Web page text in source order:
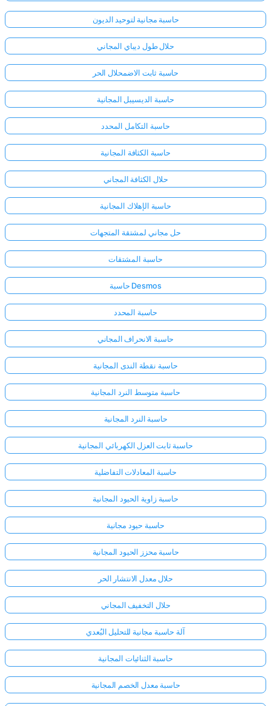
حاسبة مجانية لتوحيد الديون
حلال طول ديباي المجاني
حاسبة ثابت الاضمحلال الحر
حاسبة الديسيبل المجانية
حاسبة التكامل المحدد
حاسبة الكثافة المجانية
حلال الكثافة المجاني
حاسبة الإهلاك المجانية
حل مجاني لمشتقة المتجهات
حاسبة المشتقات
حاسبة Desmos
حاسبة المحدد
حاسبة الانحراف المجاني
حاسبة نقطة الندى المجانية
حاسبة متوسط النرد المجانية
حاسبة النرد المجانية
حاسبة ثابت العزل الكهربائي المجانية
حاسبة المعادلات التفاضلية
حاسبة زاوية الحيود المجانية
حاسبة حيود مجانية
حاسبة محزز الحيود المجانية
حلال معدل الانتشار الحر
حلال التخفيف المجاني
آلة حاسبة مجانية للتحليل البُعدي
حاسبة الثنائيات المجانية
حاسبة معدل الخصم المجانية